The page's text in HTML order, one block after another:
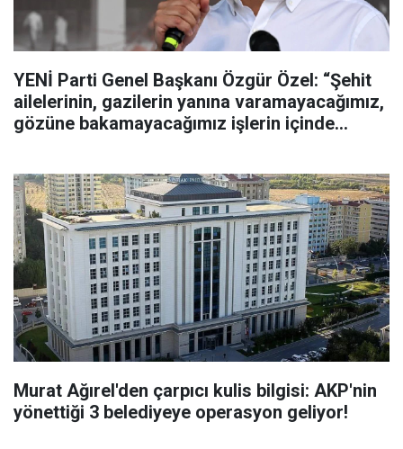
YENİ Parti Genel Başkanı Özgür Özel: “Şehit
ailelerinin, gazilerin yanına varamayacağımız,
gözüne bakamayacağımız işlerin içinde
Murat Ağırel'den çarpıcı kulis bilgisi: AKP'nin
yönettiği 3 belediyeye operasyon geliyor!